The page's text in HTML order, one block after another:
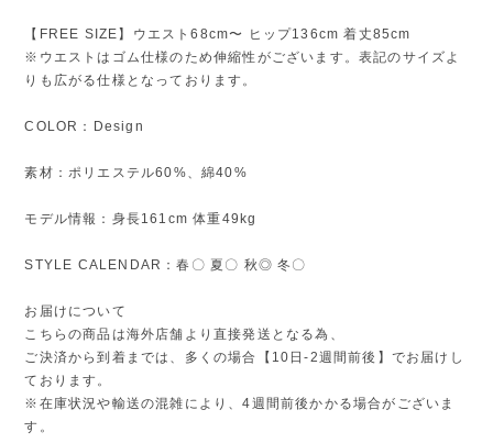
【FREE SIZE】ウエスト68cm〜 ヒップ136cm 着丈85cm
※ウエストはゴム仕様のため伸縮性がございます。表記のサイズよ
りも広がる仕様となっております。
COLOR：Design
素材：ポリエステル60%、綿40%
モデル情報：身長161cm 体重49kg
STYLE CALENDAR：春〇 夏〇 秋◎ 冬〇
お届けについて
こちらの商品は海外店舗より直接発送となる為、
ご決済から到着までは、多くの場合【10日-2週間前後】でお届けし
ております。
※在庫状況や輸送の混雑により、4週間前後かかる場合がございま
す。